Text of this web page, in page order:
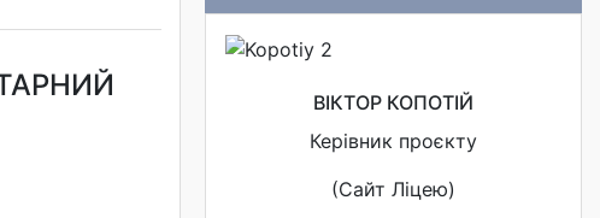
ВІКТОР КОПОТІЙ
Керівник проєкту
(Сайт Ліцею)